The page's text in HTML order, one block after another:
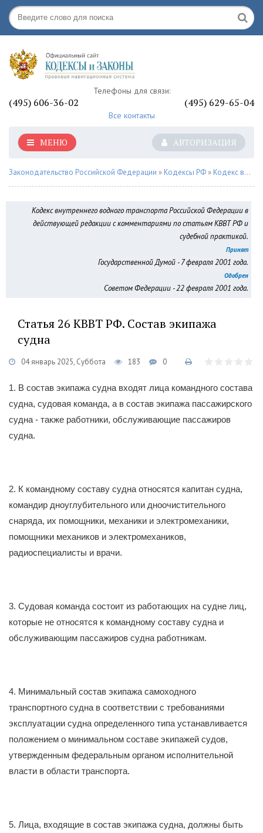
Телефоны для связи:
(495) 606-36-02 (495) 629-65-04
Все контакты
АВТОРИЗАЦИЯ
МЕНЮ
Законодательство Российской Федерации » Кодексы РФ » Кодекс внутреннего водного транспорта РФ
Кодекс внутреннего водного транспорта Российской Федерации в
действующей редакции с комментариями по статьям КВВТ РФ и
судебной практикой.
Принят
Государственной Думой - 7 февраля 2001 года.
Одобрен
Советом Федерации - 22 февраля 2001 года.
Статья 26 КВВТ РФ. Состав экипажа
судна
04 январь 2025, Суббота 183 0
1. В состав экипажа судна входят лица командного состава
судна, судовая команда, а в состав экипажа пассажирского
судна - также работники, обслуживающие пассажиров
судна.
2. К командному составу судна относятся капитан судна,
командир дноуглубительного или дноочистительного
снаряда, их помощники, механики и электромеханики,
помощники механиков и электромехаников,
радиоспециалисты и врачи.
3. Судовая команда состоит из работающих на судне лиц,
которые не относятся к командному составу судна и
обслуживающим пассажиров судна работникам.
4. Минимальный состав экипажа самоходного
транспортного судна в соответствии с требованиями
эксплуатации судна определенного типа устанавливается
положением о минимальном составе экипажей судов,
утвержденным федеральным органом исполнительной
власти в области транспорта.
5. Лица, входящие в состав экипажа судна, должны быть